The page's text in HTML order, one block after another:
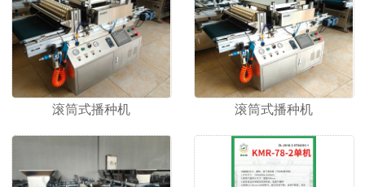
滚筒式播种机 滚筒式播种机